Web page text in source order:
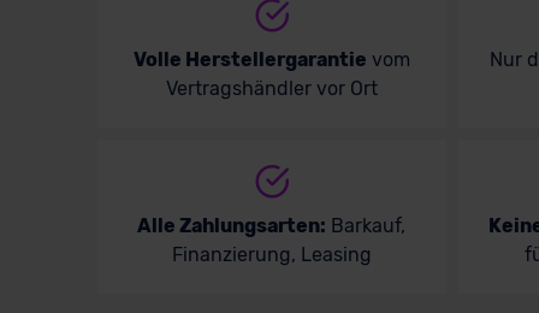
Volle Herstellergarantie vom
Vertragshändler vor Ort
Nur
Alle Zahlungsarten: Barkauf,
Finanzierung, Leasing